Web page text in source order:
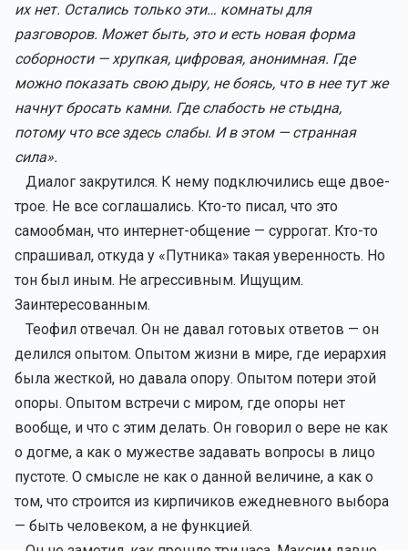
их нет. Остались только эти… комнаты для
разговоров. Может быть, это и есть новая форма
соборности — хрупкая, цифровая, анонимная. Где
можно показать свою дыру, не боясь, что в нее тут же
начнут бросать камни. Где слабость не стыдна,
потому что все здесь слабы. И в этом — странная
сила».
Диалог закрутился. К нему подключились еще двое-
трое. Не все соглашались. Кто-то писал, что это
самообман, что интернет-общение — суррогат. Кто-то
спрашивал, откуда у «Путника» такая уверенность. Но
тон был иным. Не агрессивным. Ищущим.
Заинтересованным.
Теофил отвечал. Он не давал готовых ответов — он
делился опытом. Опытом жизни в мире, где иерархия
была жесткой, но давала опору. Опытом потери этой
опоры. Опытом встречи с миром, где опоры нет
вообще, и что с этим делать. Он говорил о вере не как
о догме, а как о мужестве задавать вопросы в лицо
пустоте. О смысле не как о данной величине, а как о
том, что строится из кирпичиков ежедневного выбора
— быть человеком, а не функцией.